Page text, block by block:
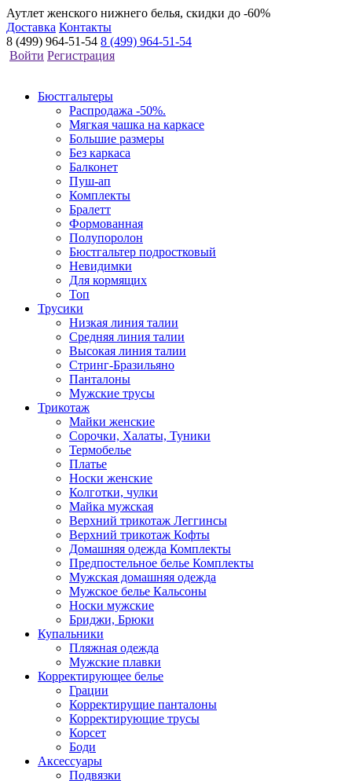
Аутлет женского нижнего белья, скидки до -60%
Доставка Контакты
8 (499) 964-51-54 8 (499) 964-51-54
Войти Регистрация
Бюстгальтеры
Распродажа -50%.
Мягкая чашка на каркасе
Большие размеры
Без каркаса
Балконет
Пуш-ап
Комплекты
Бралетт
Формованная
Полупоролон
Бюстгальтер подростковый
Невидимки
Для кормящих
Топ
Трусики
Низкая линия талии
Средняя линия талии
Высокая линия талии
Стринг-Бразильяно
Панталоны
Мужские трусы
Трикотаж
Майки женские
Сорочки, Халаты, Туники
Термобелье
Платье
Носки женские
Колготки, чулки
Майка мужская
Верхний трикотаж Леггинсы
Верхний трикотаж Кофты
Домашняя одежда Комплекты
Предпостельное белье Комплекты
Мужская домашняя одежда
Мужское белье Кальсоны
Носки мужские
Бриджи, Брюки
Купальники
Пляжная одежда
Мужские плавки
Корректирующее белье
Грации
Корректирущие панталоны
Корректирующие трусы
Корсет
Боди
Аксессуары
Подвязки